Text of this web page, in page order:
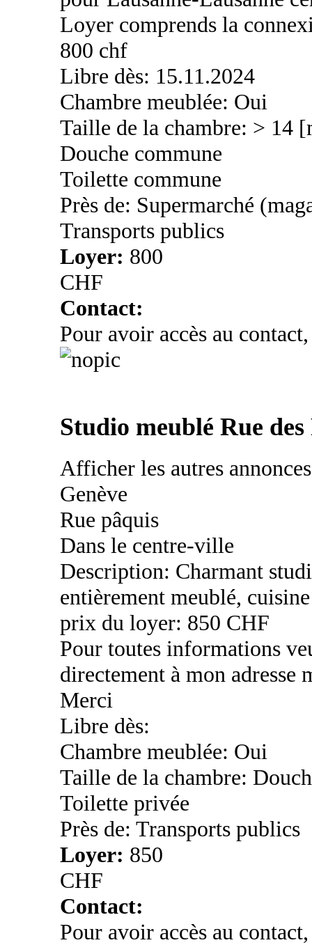
Loyer comprends la
800 chf
Libre dès: 15.11.2024
Chambre meublée: Oui
Taille de la chambre: > 14
Douche commune
Toilette commune
Près de: Supermarché
Transports publics
Loyer: 800
CHF
Contact:
Pour avoir accès au
Studio meublé Rue des
Afficher les autres
Genève
Rue pâquis
Dans le centre-ville
Description: Charmant
entièrement meublé,
prix du loyer: 850 CHF
Pour toutes informations
directement à mon adresse
Merci
Libre dès:
Chambre meublée: Oui
Taille de la chambre:
Toilette privée
Près de: Transports publics
Loyer: 850
CHF
Contact:
Pour avoir accès au